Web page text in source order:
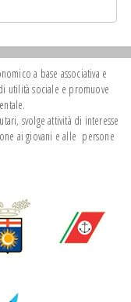
a base associativa e
utilità sociale e promuove
svolge attività di interesse
ai giovani e alle persone